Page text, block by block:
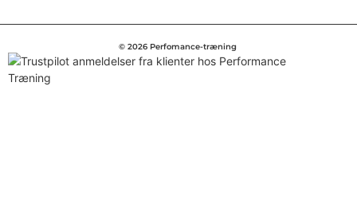
© 2026 Perfomance-træning